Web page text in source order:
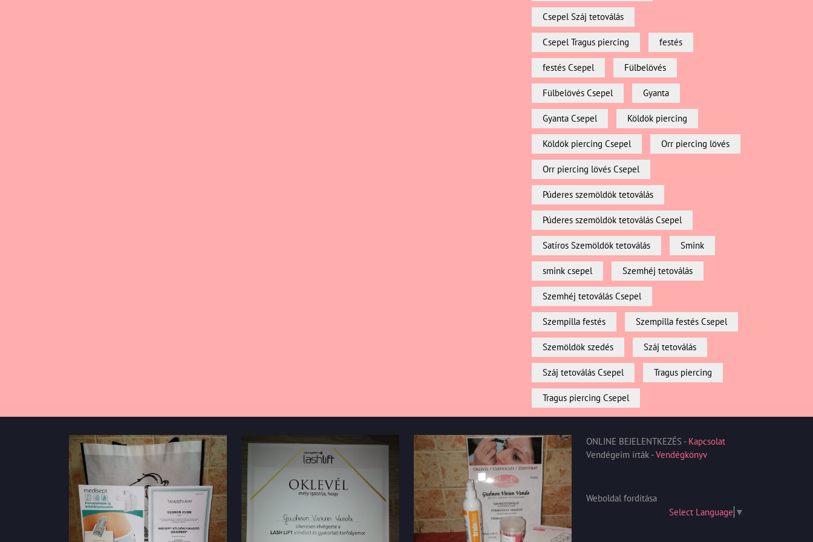
Csepel Száj tetoválás
Csepel Tragus piercing festés
festés Csepel Fülbelövés
Fülbelövés Csepel Gyanta
Gyanta Csepel Köldök piercing
Köldök piercing Csepel Orr piercing lövés
Orr piercing lövés Csepel
Púderes szemöldök tetoválás
Púderes szemöldök tetoválás Csepel
Satíros Szemöldök tetoválás Smink
smink csepel Szemhéj tetoválás
Szemhéj tetoválás Csepel
Szempilla festés Szempilla festés Csepel
Szemöldök szedés Száj tetoválás
Száj tetoválás Csepel Tragus piercing
Tragus piercing Csepel
ONLINE BEJELENTKEZÉS - Kapcsolat
Vendégeim írták -Vendégkönyv
Weboldal fordítása
Select Language ▼